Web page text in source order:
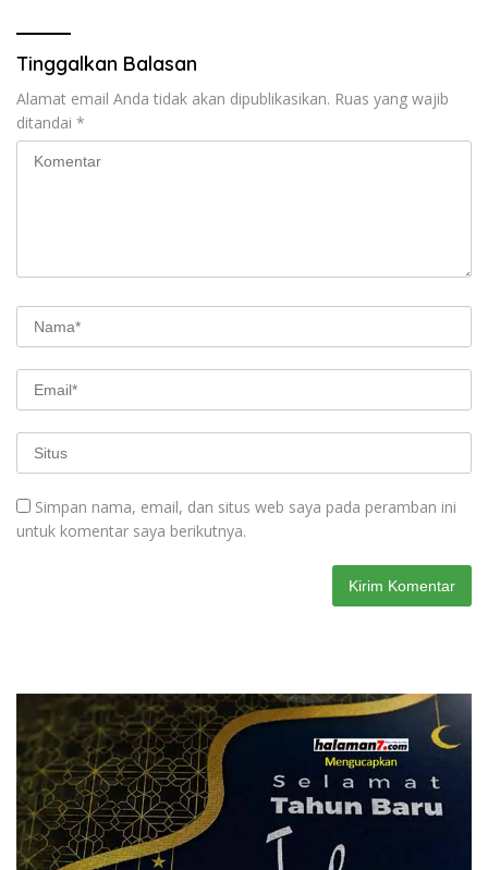
Tinggalkan Balasan
Alamat email Anda tidak akan dipublikasikan. Ruas yang wajib
ditandai *
Simpan nama, email, dan situs web saya pada peramban ini
untuk komentar saya berikutnya.